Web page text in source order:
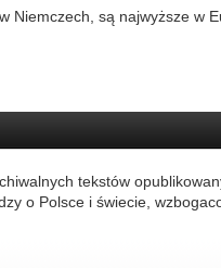
Niemczech, są najwyższe w
tekstów
o Polsce i świecie,